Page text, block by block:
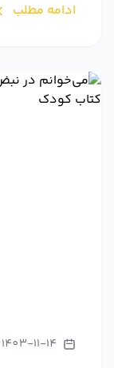
ادامه مطلب
1403-11-14 10:11:28